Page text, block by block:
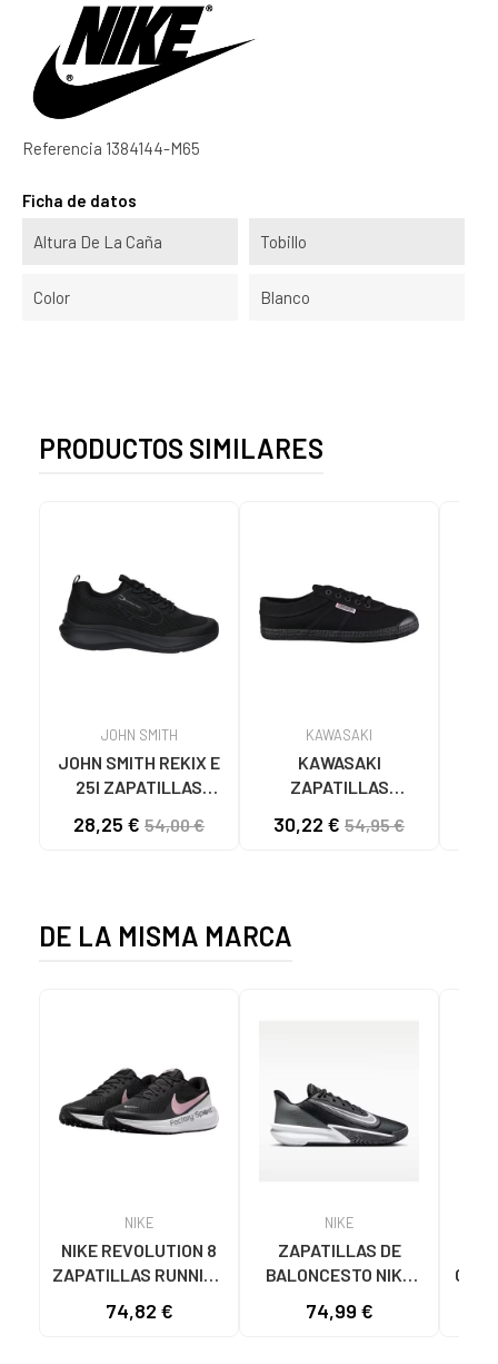
Referencia 1384144-M65
Ficha de datos
Altura De La Caña Tobillo
Color Blanco
PRODUCTOS SIMILARES
JOHN SMITH
JOHN SMITH REKIX E
25I ZAPATILLAS
NEGRO NEGRO
28,25 € 54,00 €
KAWASAKI
KAWASAKI
ZAPATILLAS
CANVAS K192495
30,22 € 54,95 €
DE LA MISMA MARCA
NIKE
NIKE REVOLUTION 8
ZAPATILLAS RUNNING
NEGRO-ROSA NAN
74,82 €
NIKE
ZAPATILLAS DE
BALONCESTO NIKE
NEGRO
74,99 €